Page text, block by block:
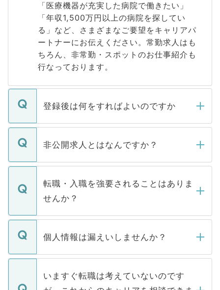
「医療機器が充実した病院で働きたい」
「年収1,500万円以上の病院を探してい
る」など、さまざまなご要望をキャリアパ
ートナーにお伝えください。常勤求人はも
ちろん、非常勤・スポットのお仕事紹介も
行なっております。
登録後は何をすればよいのですか
ご登録いただきましたら、弊社担当者がご
登録内容を確認し、その後メールもしくは
ます。通常、5営業日以内にはご連絡をせて
いただきますので、しばらくお待ちくださ
非公開求人とはなんですか？
マイナビDOCTORで取り扱っている求人の
うち約3割は、Webサイトからご覧いただ
けない「非公開求人」です。非公開求人は
下記の理由によって、一般には公開してい
ません。
■応募殺到を避けるため 人気のある医療機
関を公にしてしまうと、応募が殺到する場
に、医療機関が求める条件に合った人材の
転職・入職を強要されることはありま
せんか？
転職・入職を強要することは一切ありませ
ん。また、仮に応募先から内定をいただい
定を承諾する必要はありません。内定先へ
の辞退の連絡はキャリアパートナーが行い
個人情報は漏えいしませんか？
個人情報が漏えいすることはありませんの
で、ご安心ください。当サイトからの登録
などで収集したご登録者様の個人情報は、
いますぐ転職は考えていないのです